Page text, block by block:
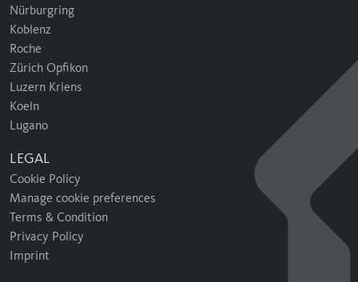
Nürburgring
Koblenz
Roche
Zürich Opfikon
Luzern Kriens
Koeln
Lugano
LEGAL
Cookie Policy
Manage cookie preferences
Terms & Condition
Privacy Policy
Imprint